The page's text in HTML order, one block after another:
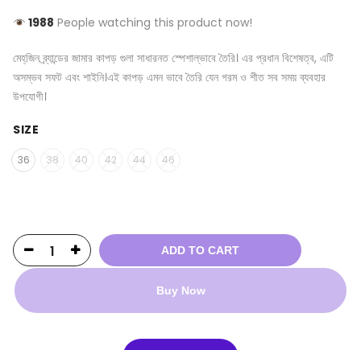
1988 People watching this product now!
মেহ্‌জিন ব্র্যান্ডের জামার কাপড় গুলা সাধারনত স্পেশাল্ভাবে তৈরি। এর প্রধান বিশেষত্ব, এটি
অসম্ভব সফট এবং শাইনি।এই কাপড় এমন ভাবে তৈরি যেন গরম ও শীত সব সময় ব্যবহার
উপযোগী।
SIZE
36 38 40 42 44 46
ADD TO CART
Buy Now